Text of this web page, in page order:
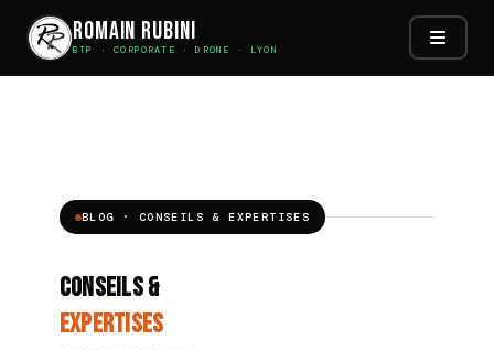
Romain Rubini
BTP · CORPORATE · DRONE · LYON
BLOG · CONSEILS & EXPERTISES
Conseils &
Expertises